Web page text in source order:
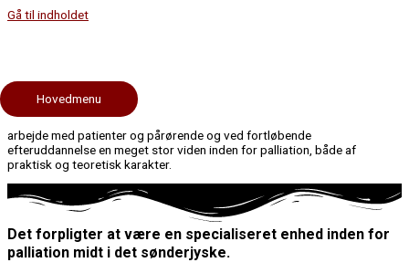
Gå til indholdet
Hovedmenu
Center for Palliation i Sønderjylland
Personalet på HospiceSønderjylland opnår gennem det specialiserede
arbejde med patienter og pårørende og ved fortløbende
efteruddannelse en meget stor viden inden for palliation, både af
praktisk og teoretisk karakter.
Det forpligter at være en specialiseret enhed inden for
palliation midt i det sønderjyske.